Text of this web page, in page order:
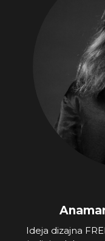
Ideja dizajna